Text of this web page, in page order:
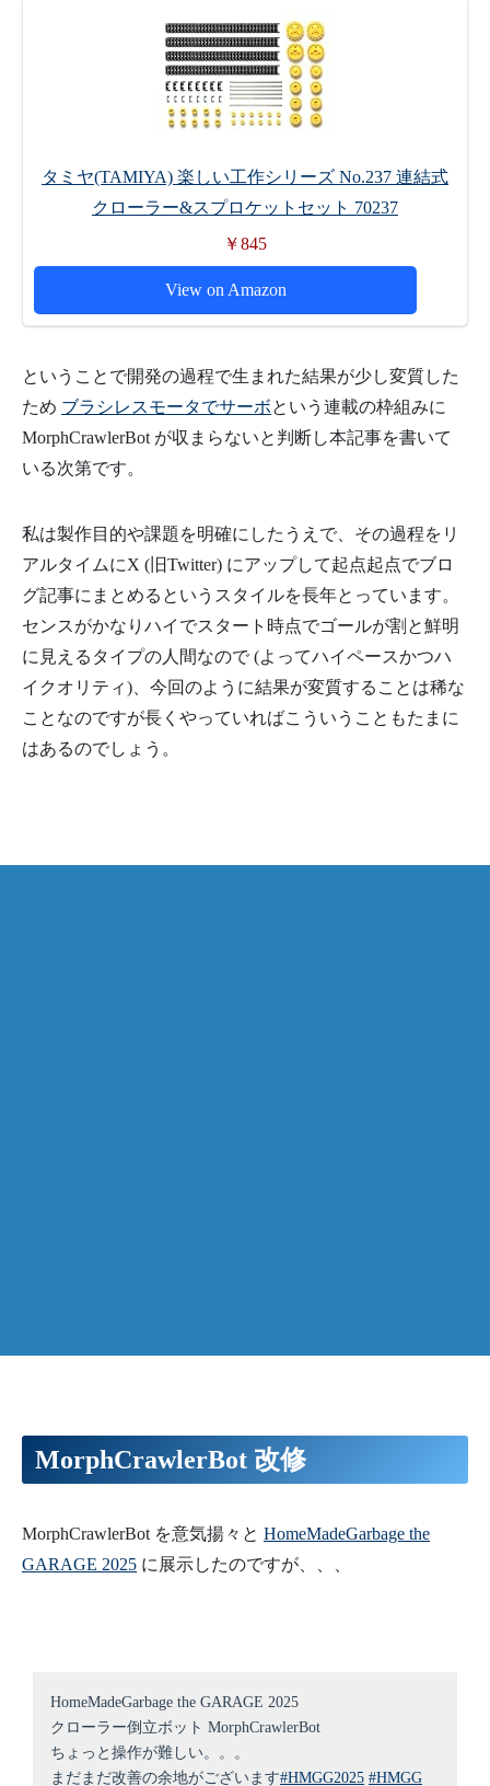
タミヤ(TAMIYA) 楽しい工作シリーズ No.237 連結式
クローラー&スプロケットセット 70237
￥845
View on Amazon
ということで開発の過程で生まれた結果が少し変質した
ため ブラシレスモータでサーボという連載の枠組みに
MorphCrawlerBot が収まらないと判断し本記事を書いて
いる次第です。
私は製作目的や課題を明確にしたうえで、その過程をリ
アルタイムにX (旧Twitter) にアップして起点起点でブロ
グ記事にまとめるというスタイルを長年とっています。
センスがかなりハイでスタート時点でゴールが割と鮮明
に見えるタイプの人間なので (よってハイペースかつハ
イクオリティ)、今回のように結果が変質することは稀な
ことなのですが長くやっていればこういうこともたまに
はあるのでしょう。
MorphCrawlerBot 改修
MorphCrawlerBot を意気揚々と HomeMadeGarbage the
GARAGE 2025 に展示したのですが、、、
HomeMadeGarbage the GARAGE 2025
クローラー倒立ボット MorphCrawlerBot
ちょっと操作が難しい。。。
まだまだ改善の余地がございます#HMGG2025 #HMGG